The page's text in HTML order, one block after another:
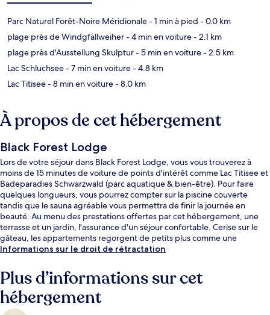
Parc Naturel Forêt-Noire Méridionale- 1 min à pied - 0.0 km
plage près de Windgfällweiher- 4 min en voiture- 2.1 km
plage près d'Ausstellung Skulptur- 5 min en voiture- 2.5 km
Lac Schluchsee- 7 min en voiture- 4.8 km
Lac Titisee- 8 min en voiture- 8.0 km
À propos de cet hébergement
Black Forest Lodge
Lors de votre séjour dans Black Forest Lodge, vous vous trouverez à
moins de 15 minutes de voiture de points d'intérêt comme Lac Titisee et
Badeparadies Schwarzwald (parc aquatique & bien-être). Pour faire
quelques longueurs, vous pourrez compter sur la piscine couverte
tandis que le sauna agréable vous permettra de finir la journée en
beauté. Au menu des prestations offertes par cet hébergement, une
terrasse et un jardin, l'assurance d'un séjour confortable. Cerise sur le
gâteau, les appartements regorgent de petits plus comme une
machine à espresso et des peignoirs.
Informations sur le droit de rétractation
Plus d’informations sur cet
hébergement